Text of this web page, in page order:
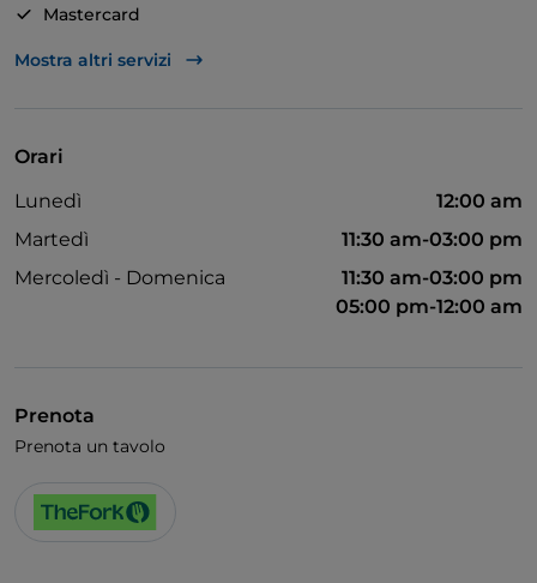
Mastercard
TheFork PAY
Mostra altri servizi
Orari
Lunedì
12:00 am
Martedì
11:30 am-03:00 pm
Mercoledì - Domenica
11:30 am-03:00 pm
05:00 pm-12:00 am
Prenota
Prenota un tavolo